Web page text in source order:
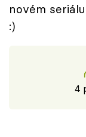
Přihlášení
novém
:)
4